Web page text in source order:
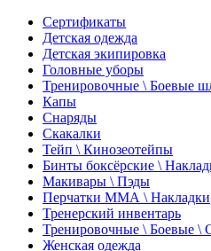
Сертификаты
Детская одежда
Детская экипировка
Головные уборы
Тренировочные \ Боевые
Капы
Снаряды
Скакалки
Тейп \ Кинозеотейпы
Бинты боксёрские \
Макивары \ Пэды
Перчатки ММА \ Накладки
Тренерский инвентарь
Тренировочные \ Боевые \
Женская одежда